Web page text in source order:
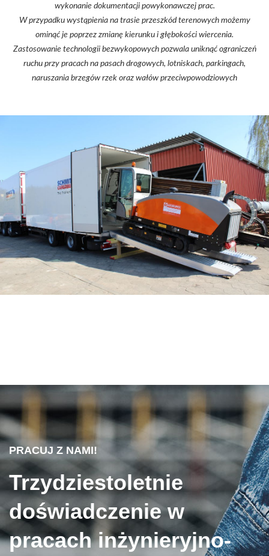
wykonanie dokumentacji powykonawczej prac.
W przypadku wystąpienia na trasie przeszkód terenowych możemy
ominąć je poprzez zmianę kierunku i głębokości wiercenia.
Zastosowanie technologii bezwykopowych pozwala uniknąć ograniczeń
ruchu przy pracach na pasach drogowych, lotniskach, parkingach,
naruszania brzegów rzek oraz wałów przeciwpowodziowych
PRACUJ Z NAMI!
Trzydziestoletnie
doświadczenie w
pracach inżynieryjno-